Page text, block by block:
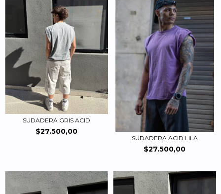
SUDADERA GRIS ACID
$27.500,00
SUDADERA ACID LILA
$27.500,00